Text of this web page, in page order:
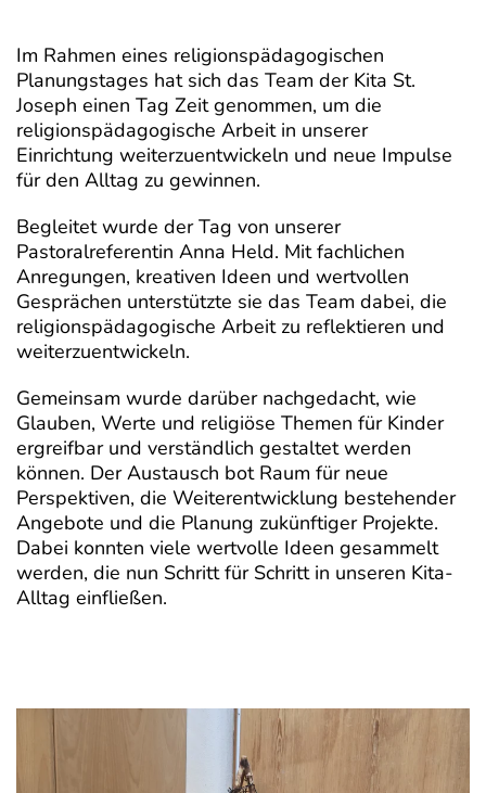
Im Rahmen eines religionspädagogischen
Planungstages hat sich das Team der Kita St.
Joseph einen Tag Zeit genommen, um die
religionspädagogische Arbeit in unserer
Einrichtung weiterzuentwickeln und neue Impulse
für den Alltag zu gewinnen.
Begleitet wurde der Tag von unserer
Pastoralreferentin Anna Held. Mit fachlichen
Anregungen, kreativen Ideen und wertvollen
Gesprächen unterstützte sie das Team dabei, die
religionspädagogische Arbeit zu reflektieren und
weiterzuentwickeln.
Gemeinsam wurde darüber nachgedacht, wie
Glauben, Werte und religiöse Themen für Kinder
ergreifbar und verständlich gestaltet werden
können. Der Austausch bot Raum für neue
Perspektiven, die Weiterentwicklung bestehender
Angebote und die Planung zukünftiger Projekte.
Dabei konnten viele wertvolle Ideen gesammelt
werden, die nun Schritt für Schritt in unseren Kita-
Alltag einfließen.